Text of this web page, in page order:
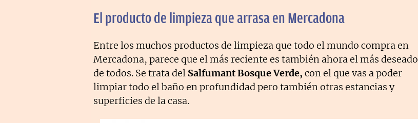
El producto de limpieza que arrasa en Mercadona
Entre los muchos productos de limpieza que todo el mundo compra en
Mercadona, parece que el más reciente es también ahora el más deseado
de todos. Se trata del Salfumant Bosque Verde, con el que vas a poder
limpiar todo el baño en profundidad pero también otras estancias y
superficies de la casa.